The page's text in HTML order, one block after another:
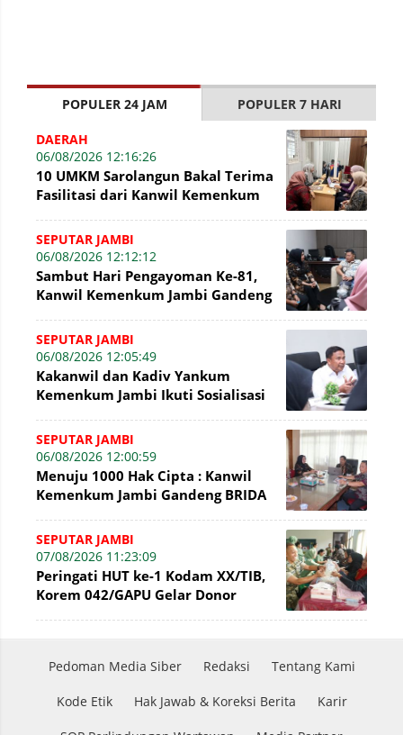
POPULER 24 JAM POPULER 7 HARI
DAERAH
06/08/2026 12:16:26
10 UMKM Sarolangun Bakal Terima
Fasilitasi dari Kanwil Kemenkum
SEPUTAR JAMBI
06/08/2026 12:12:12
Sambut Hari Pengayoman Ke-81,
Kanwil Kemenkum Jambi Gandeng
Gratis
SEPUTAR JAMBI
06/08/2026 12:05:49
Kakanwil dan Kadiv Yankum
Kemenkum Jambi Ikuti Sosialisasi
Secara Admin
SEPUTAR JAMBI
06/08/2026 12:00:59
Menuju 1000 Hak Cipta : Kanwil
Kemenkum Jambi Gandeng BRIDA
SEPUTAR JAMBI
07/08/2026 11:23:09
Peringati HUT ke-1 Kodam XX/TIB,
Korem 042/GAPU Gelar Donor
Pedoman Media Siber Redaksi Tentang Kami
Kode Etik Hak Jawab & Koreksi Berita Karir